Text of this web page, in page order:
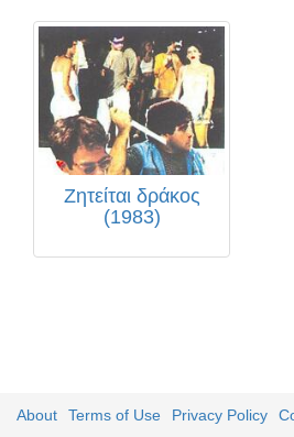
Ζητείται δράκος
(1983)
About Terms of Use Privacy Policy